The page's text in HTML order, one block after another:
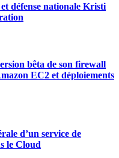
défense nationale Kristi
bêta de son firewall
EC2 et déploiements
d’un service de
le Cloud